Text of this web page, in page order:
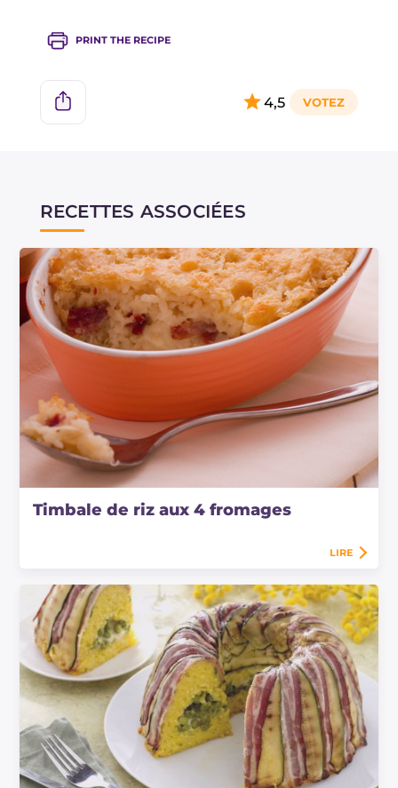
PRINT THE RECIPE
4,5
RECETTES ASSOCIÉES
Timbale de riz aux 4 fromages
LIRE